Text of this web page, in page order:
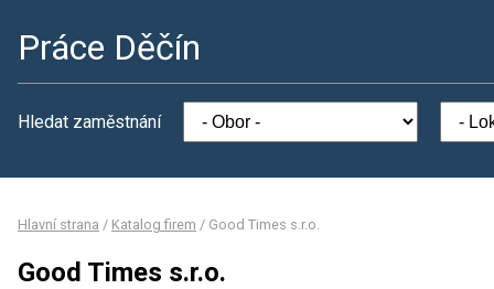
Práce Děčín
Hledat zaměstnání
Hlavní strana / Katalog firem / Good Times s.r.o.
Good Times s.r.o.